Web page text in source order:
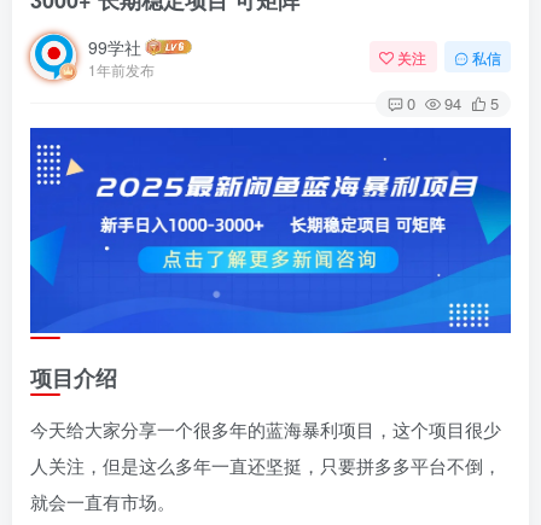
99学社
1年前发布
关注 私信
0 94 5
项目介绍
今天给大家分享一个很多年的蓝海暴利项目，这个项目很少
人关注，但是这么多年一直还坚挺，只要拼多多平台不倒，
就会一直有市场。